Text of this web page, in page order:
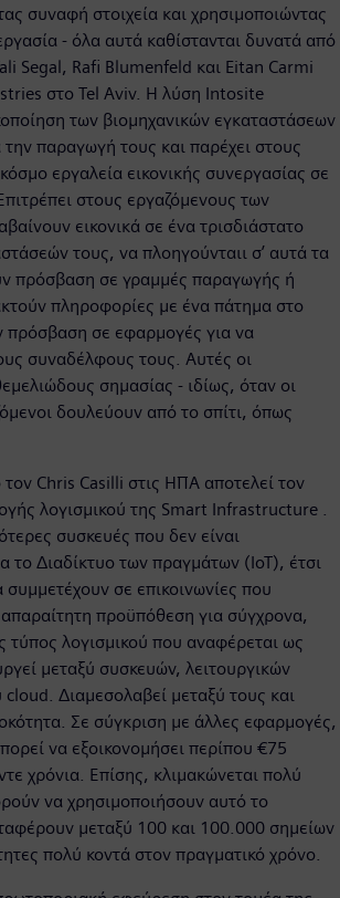
συναφή στοιχεία και χρησιμοποιώντας
- όλα αυτά καθίστανται δυνατά από
Segal, Rafi Blumenfeld και Eitan Carmi
στο Tel Aviv. Η λύση Intosite
των βιομηχανικών εγκαταστάσεων
παραγωγή τους και παρέχει στους
εργαλεία εικονικής συνεργασίας σε
στους εργαζόμενους των
εικονικά σε ένα τρισδιάστατο
τους, να πλοηγούνταιι σ’ αυτά τα
πρόσβαση σε γραμμές παραγωγής ή
πληροφορίες με ένα πάτημα στο
πρόσβαση σε εφαρμογές για να
συναδέλφους τους. Αυτές οι
σημασίας - ιδίως, όταν οι
δουλεύουν από το σπίτι, όπως
Chris Casilli στις ΗΠΑ αποτελεί τον
λογισμικού της Smart Infrastructure .
συσκευές που δεν είναι
το Διαδίκτυο των πραγμάτων (IoT), έτσι
σε επικοινωνίες που
απαραίτητη προϋπόθεση για σύγχρονα,
τύπος λογισμικού που αναφέρεται ως
μεταξύ συσκευών, λειτουργικών
Διαμεσολαβεί μεταξύ τους και
Σε σύγκριση με άλλες εφαρμογές,
να εξοικονομήσει περίπου €75
χρόνια. Επίσης, κλιμακώνεται πολύ
να χρησιμοποιήσουν αυτό το
μεταξύ 100 και 100.000 σημείων
πολύ κοντά στον πραγματικό χρόνο.